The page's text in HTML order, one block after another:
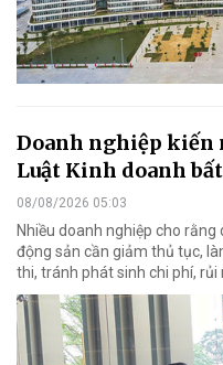
Doanh nghiệp
Luật Kinh doanh
08/08/2026 05:03
Nhiều doanh nghiệp cho
động sản cần giảm thủ tục,
thi, tránh phát sinh chi phí,